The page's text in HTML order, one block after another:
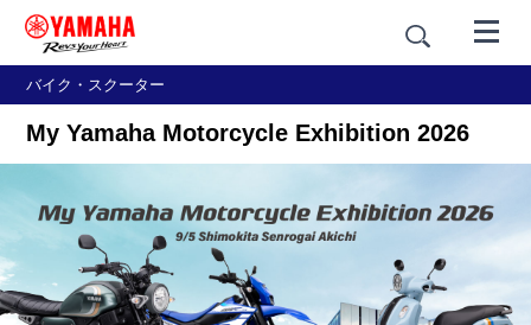
バイク・スクーター
My Yamaha Motorcycle Exhibition 2026